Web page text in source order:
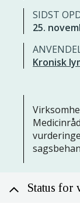
SIDST
25.
Kronisk
Status for